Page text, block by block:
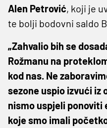
Alen Petrović, koji je
te bolji bodovni saldo
„Zahvalio bih se
Rožmanu na
kod nas. Ne
sezone uspio izvući iz
nismo uspjeli ponoviti
koje smo imali